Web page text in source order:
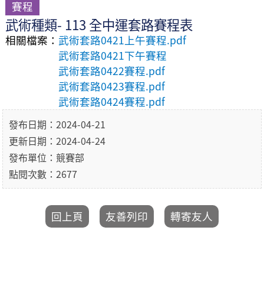
賽程
武術種類- 113 全中運套路賽程表
相關檔案： 武術套路0421上午賽程.pdf
武術套路0421下午賽程
武術套路0422賽程.pdf
武術套路0423賽程.pdf
武術套路0424賽程.pdf
發布日期：2024-04-21
更新日期：2024-04-24
發布單位：競賽部
點閱次數：2677